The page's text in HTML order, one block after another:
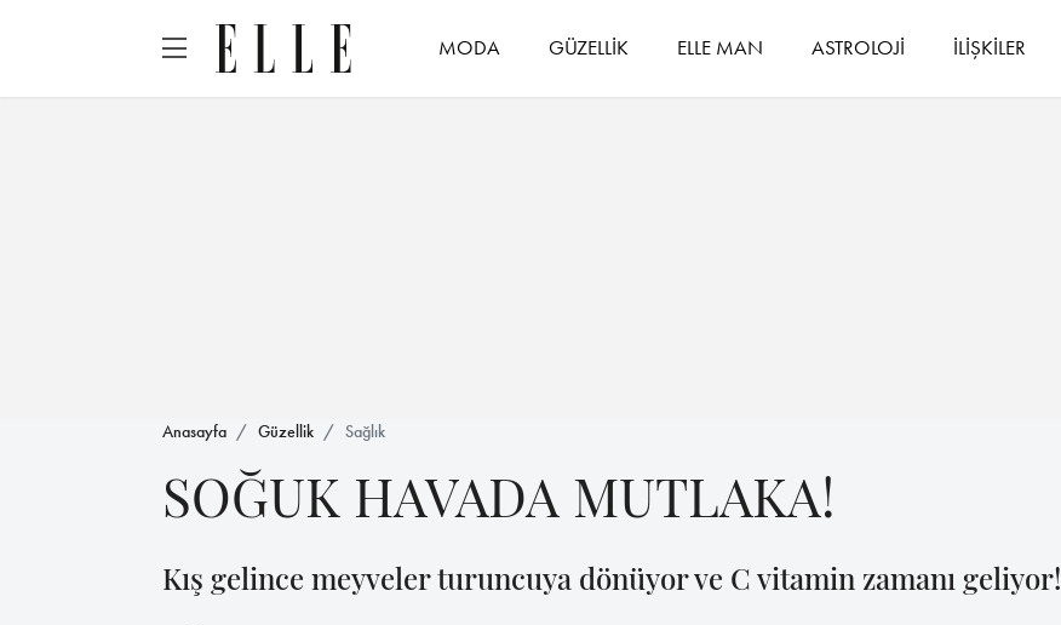
MODA GÜZELLİK ELLE MAN ASTROLOJİ İLİŞKİLER
Anasayfa Güzellik Sağlık
SOĞUK HAVADA MUTLAKA!
Kış gelince meyveler turuncuya dönüyor ve C vitamin zamanı geliyor!